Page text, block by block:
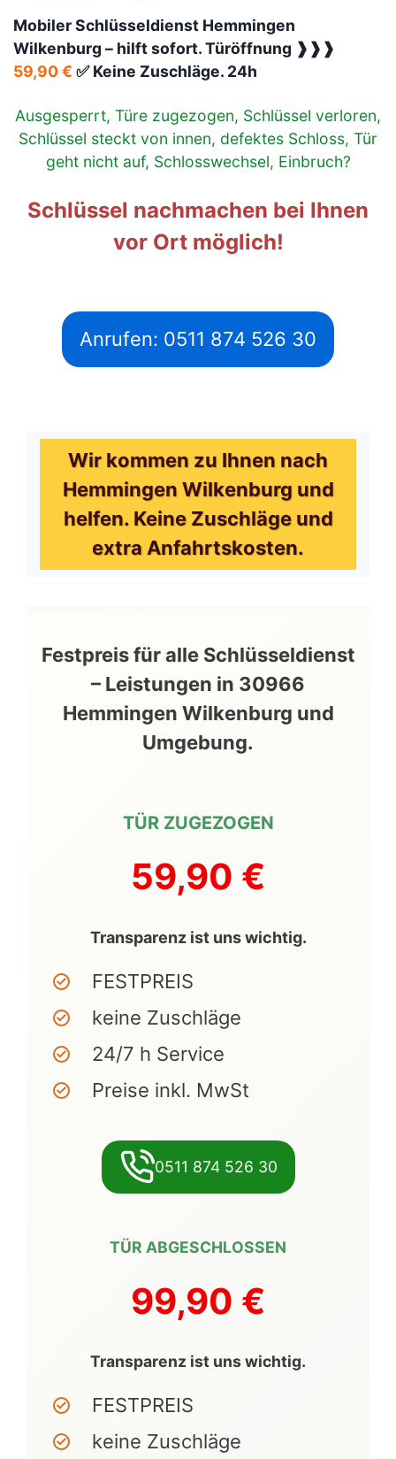
Mobiler Schlüsseldienst Hemmingen
Wilkenburg – hilft sofort. Türöffnung ❱❱❱
59,90 € ✅ Keine Zuschläge. 24h
Ausgesperrt, Türe zugezogen, Schlüssel verloren,
Schlüssel steckt von innen, defektes Schloss, Tür
geht nicht auf, Schlosswechsel, Einbruch?
Schlüssel nachmachen bei Ihnen
vor Ort möglich!
Anrufen: 0511 874 526 30
Wir kommen zu Ihnen nach
Hemmingen Wilkenburg und
helfen. Keine Zuschläge und
extra Anfahrtskosten.
Festpreis für alle Schlüsseldienst
– Leistungen in 30966
Hemmingen Wilkenburg und
Umgebung.
TÜR ZUGEZOGEN
59,90 €
Transparenz ist uns wichtig.
FESTPREIS
keine Zuschläge
24/7 h Service
Preise inkl. MwSt
0511 874 526 30
TÜR ABGESCHLOSSEN
99,90 €
Transparenz ist uns wichtig.
FESTPREIS
keine Zuschläge